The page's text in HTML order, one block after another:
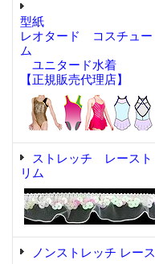
型紙
レオタード コスチュー
ム
ユニタード水着
【正規販売代理店】
ストレッチ レースト
リム
ノンストレッチ レース